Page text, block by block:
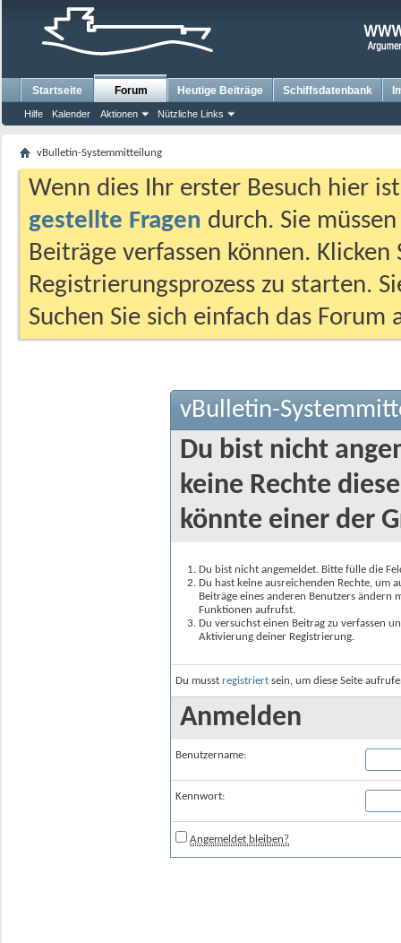
Startseite Forum
Hilfe Kalender Aktionen Nützliche Links
Heutige Beiträge Schiffsdatenbank
vBulletin-Systemmitteilung
Wenn dies Ihr erster Besuch hier
gestellte Fragen durch. Sie
Beiträge verfassen können.
Registrierungsprozess zu starten.
Suchen Sie sich einfach das
vBulletin-
Du bist nicht
keine Rechte
könnte einer der
Du bist nicht angemeldet. Bitte fülle die
Du hast keine ausreichenden Rechte, um
Beiträge eines anderen Benutzers
Funktionen aufrufst.
Du versuchst einen Beitrag zu verfassen
Aktivierung deiner Registrierung.
Du musst registriert sein, um diese Seite
Anmelden
Benutzername:
Kennwort:
Angemeldet bleiben?